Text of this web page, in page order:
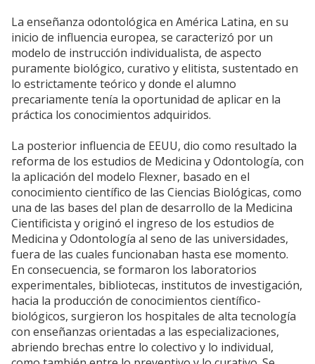
La enseñanza odontológica en América Latina, en su
inicio de influencia europea, se caracterizó por un
modelo de instrucción individualista, de aspecto
puramente biológico, curativo y elitista, sustentado en
lo estrictamente teórico y donde el alumno
precariamente tenía la oportunidad de aplicar en la
práctica los conocimientos adquiridos.
La posterior influencia de EEUU, dio como resultado la
reforma de los estudios de Medicina y Odontología, con
la aplicación del modelo Flexner, basado en el
conocimiento científico de las Ciencias Biológicas, como
una de las bases del plan de desarrollo de la Medicina
Cientificista y originó el ingreso de los estudios de
Medicina y Odontología al seno de las universidades,
fuera de las cuales funcionaban hasta ese momento.
En consecuencia, se formaron los laboratorios
experimentales, bibliotecas, institutos de investigación,
hacia la producción de conocimientos científico-
biológicos, surgieron los hospitales de alta tecnología
con enseñanzas orientadas a las especializaciones,
abriendo brechas entre lo colectivo y lo individual,